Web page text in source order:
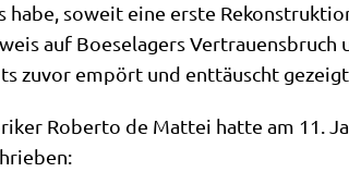
habe, soweit eine erste
auf Boe­se­la­gers
zuvor empört und ent­täuscht
Rober­to de Mat­tei hat­te am 11.